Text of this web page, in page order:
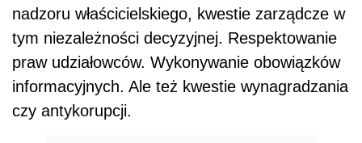
nadzoru właścicielskiego, kwestie zarządcze w
tym niezależności decyzyjnej. Respektowanie
praw udziałowców. Wykonywanie obowiązków
informacyjnych. Ale też kwestie wynagradzania
czy antykorupcji.